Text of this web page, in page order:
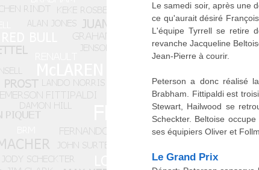
Le samedi soir, après une
ce qu'aurait désiré
L'équipe Tyrrell se retire
revanche Jacqueline
Jean-Pierre à courir.
Peterson a donc réalisé
Brabham. Fittipaldi est
Stewart, Hailwood se
Scheckter. Beltoise
ses équipiers Oliver et
Le Grand Prix